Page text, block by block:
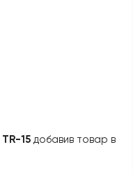
TR-15 добавив товар в